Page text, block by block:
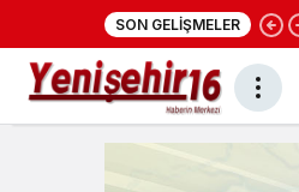
SON GELIŞMELER